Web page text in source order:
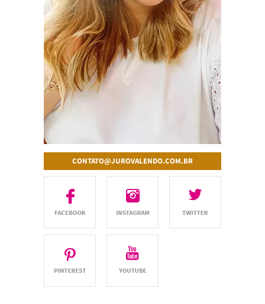
CONTATO@JUROVALENDO.COM.BR